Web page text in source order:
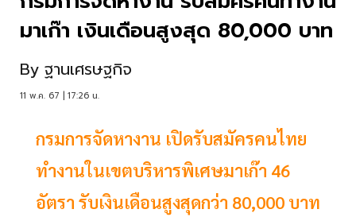
มาเก๊า เงินเดือนสูงสุด 80,000 บาท
By ฐานเศรษฐกิจ
11 พ.ค. 67 | 17:26 น.
กรมการจัดหางาน เปิดรับสมัครคนไทย
ทำงานในเขตบริหารพิเศษมาเก๊า 46
อัตรา รับเงินเดือนสูงสุดกว่า 80,000 บาท